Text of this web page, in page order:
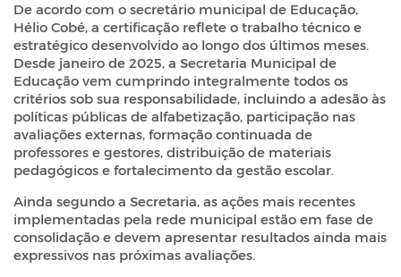
De acordo com o secretário municipal de Educação,
Hélio Cobé, a certificação reflete o trabalho técnico e
estratégico desenvolvido ao longo dos últimos meses.
Desde janeiro de 2025, a Secretaria Municipal de
Educação vem cumprindo integralmente todos os
critérios sob sua responsabilidade, incluindo a adesão às
políticas públicas de alfabetização, participação nas
avaliações externas, formação continuada de
professores e gestores, distribuição de materiais
pedagógicos e fortalecimento da gestão escolar.
Ainda segundo a Secretaria, as ações mais recentes
implementadas pela rede municipal estão em fase de
consolidação e devem apresentar resultados ainda mais
expressivos nas próximas avaliações.